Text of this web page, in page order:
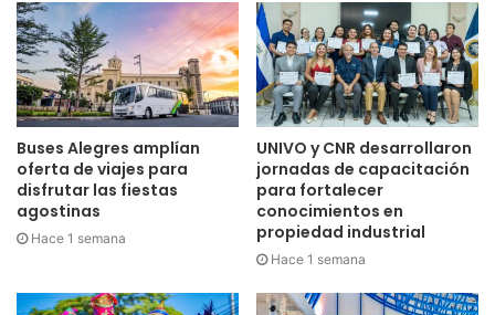
Buses Alegres amplían
oferta de viajes para
disfrutar las fiestas
agostinas
Hace 1 semana
UNIVO y CNR desarrollaron
jornadas de capacitación
para fortalecer
conocimientos en
propiedad industrial
Hace 1 semana